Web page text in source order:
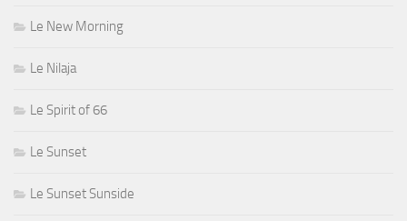
Le New Morning
Le Nilaja
Le Spirit of 66
Le Sunset
Le Sunset Sunside